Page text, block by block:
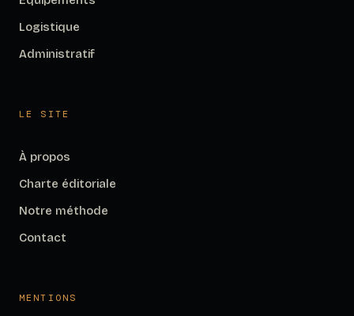
Logistique
Administratif
LE SITE
À propos
Charte éditoriale
Notre méthode
Contact
MENTIONS